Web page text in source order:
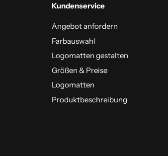
Kundenservice
Angebot anfordern
Farbauswahl
Logomatten gestalten
Größen & Preise
Logomatten
Produktbeschreibung